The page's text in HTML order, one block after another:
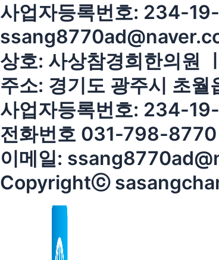
사업자등록번호: 234-
상호: 사상참경희한의원
주소: 경기도 광주시 초
사업자등록번호: 234-
전화번호 031-798-8770
이메일:
Copyrightⓒ